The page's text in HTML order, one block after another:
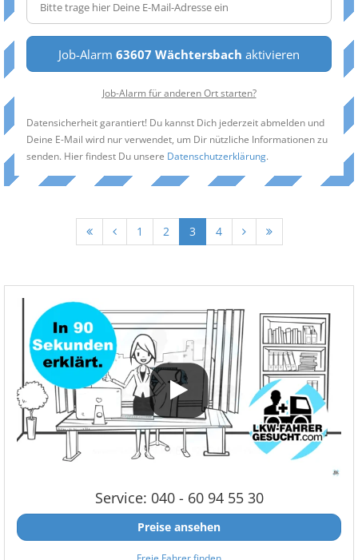
Job-Alarm 63607 Wächtersbach aktivieren
Job-Alarm für anderen Ort starten?
Datensicherheit garantiert! Du kannst Dich jederzeit abmelden und
Deine E-Mail wird nur verwendet, um Dir nützliche Informationen zu
senden. Hier findest Du unsere Datenschutzerklärung.
1 2 3 4
Service: 040 - 60 94 55 30
Preise ansehen